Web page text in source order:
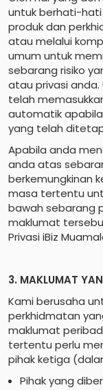
untuk berhati-
produk dan
atau melalui
umum untuk
sebarang risiko
atau privasi
telah
automatik
yang telah
Apabila anda
anda atas
berkemungkinan
masa tertentu
bawah sebarang
maklumat
Privasi iBiz
3. MAKLUMAT
Kami berusaha
perkhidmatan
maklumat
tertentu perlu
pihak ketiga
Pihak yang